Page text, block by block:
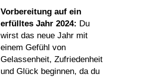
Vorbereitung auf ein
erfülltes Jahr 2024: Du
wirst das neue Jahr mit
einem Gefühl von
Gelassenheit, Zufriedenheit
und Glück beginnen, da du